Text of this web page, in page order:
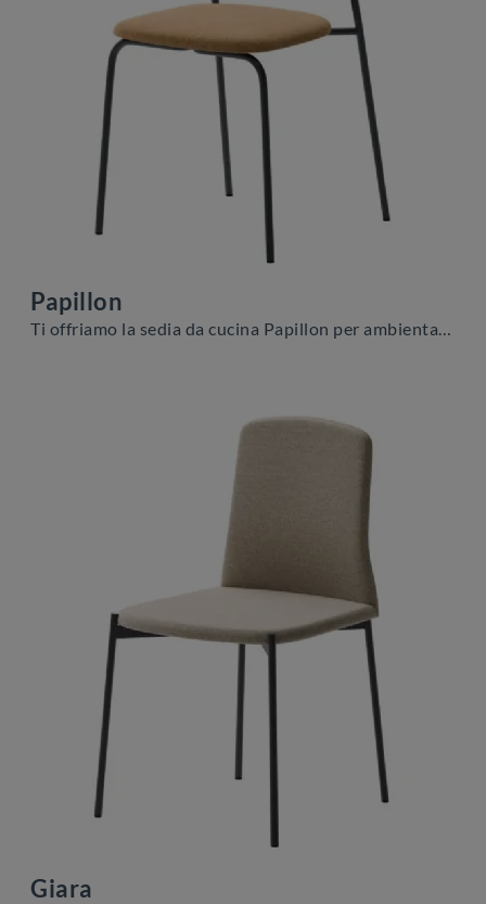
Papillon
Ti offriamo la sedia da cucina Papillon per ambientazioni moderne, tra le più esclusive Sedie fisse di Veneta Cucine.
Giara